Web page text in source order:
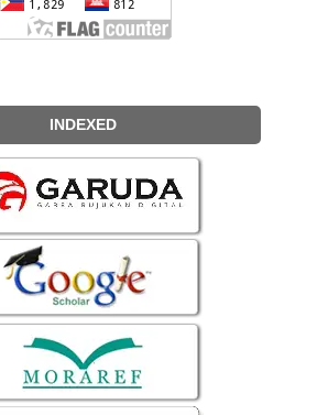
INDEXED